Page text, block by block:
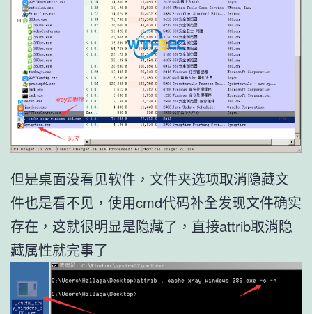
但是桌面没看见软件，文件夹选项取消隐藏文
件也是看不见，使用cmd代码补全发现文件确实
存在，这就很明显是隐藏了，直接attrib取消隐
藏属性就完事了